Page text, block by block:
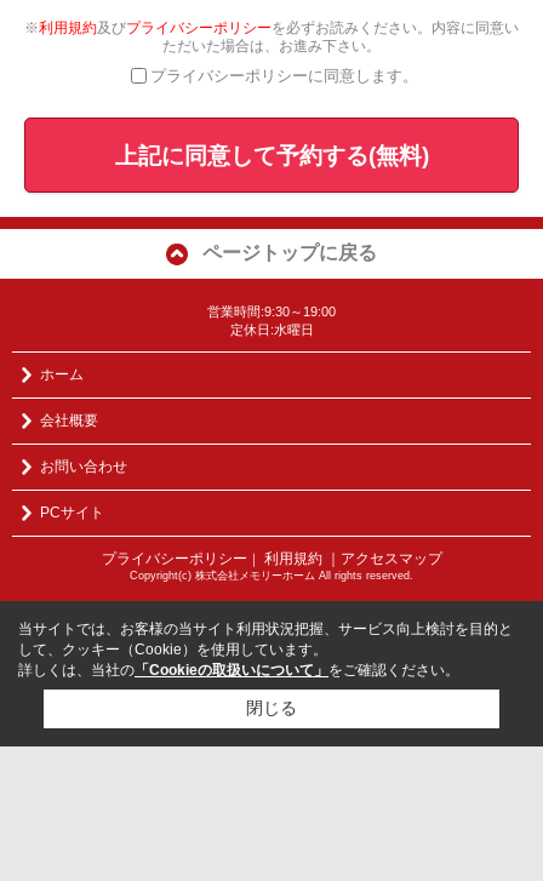
※利用規約及びプライバシーポリシーを必ずお読みください。内容に同意い
ただいた場合は、お進み下さい。
プライバシーポリシーに同意します。
上記に同意して予約する(無料)
ページトップに戻る
営業時間:9:30～19:00
定休日:水曜日
ホーム
会社概要
お問い合わせ
PCサイト
プライバシーポリシー ｜ 利用規約 ｜アクセスマップ
Copyright(c) 株式会社メモリーホーム All rights reserved.
当サイトでは、お客様の当サイト利用状況把握、サービス向上検討を目的と
して、クッキー（Cookie）を使用しています。
詳しくは、当社の 「Cookieの取扱いについて」 をご確認ください。
閉じる